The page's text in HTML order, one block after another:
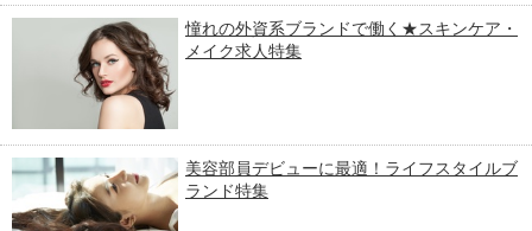
憧れの外資系ブランドで働く★スキンケア・
メイク求人特集
美容部員デビューに最適！ライフスタイルブ
ランド特集